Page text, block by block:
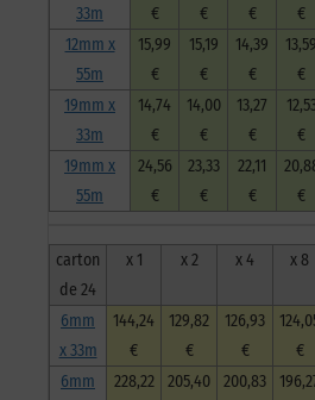
33m
€
€
€
€
12mm x
55m
15,99
€
15,19
€
14,39
€
13,59
€
19mm x
33m
14,74
€
14,00
€
13,27
€
€
19mm x
55m
24,56
€
23,33
€
22,11
€
€
carton
de 24
x 1 x 2 x 4 x 8
6mm
x 33m
144,24
€
129,82
€
126,93
€
€
6mm
228,22
205,40
200,83